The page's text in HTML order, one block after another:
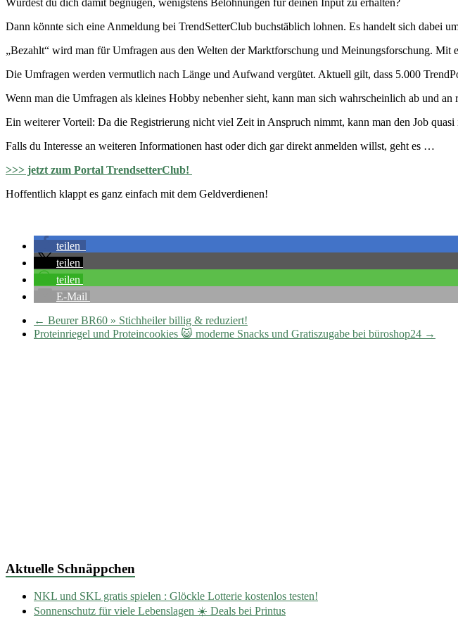
Dann könnte sich eine Anmeldung bei TrendSetterClub buchstäblich lohnen. Es handelt sich dabei
„Bezahlt“ wird man für Umfragen aus den Welten der Marktforschung und Meinungsforschung. Mit
Die Umfragen werden vermutlich nach Länge und Aufwand vergütet. Aktuell gilt, dass 5.000
Wenn man die Umfragen als kleines Hobby nebenher sieht, kann man sich wahrscheinlich ab und
Ein weiterer Vorteil: Da die Registrierung nicht viel Zeit in Anspruch nimmt, kann man den Job quasi
Falls du Interesse an weiteren Informationen hast oder dich gar direkt anmelden willst, geht es …
>>> jetzt zum Portal TrendsetterClub!
Hoffentlich klappt es ganz einfach mit dem Geldverdienen!
teilen
teilen
teilen
E-Mail
← Beurer BR60 » Stichheiler billig & reduziert!
Proteinriegel und Proteincookies 😺 moderne Snacks und Gratiszugabe bei büroshop24 →
Aktuelle Schnäppchen
NKL und SKL gratis spielen : Glöckle Lotterie kostenlos testen!
Sonnenschutz für viele Lebenslagen ☀️ Deals bei Printus